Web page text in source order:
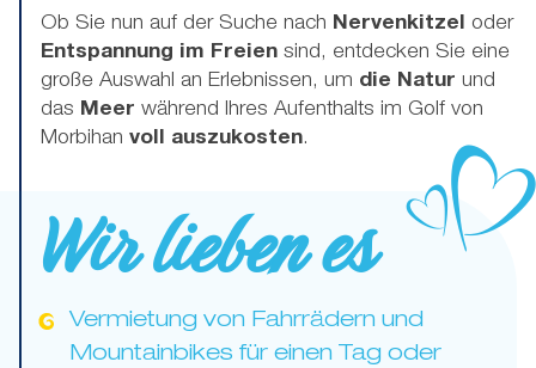
Ob Sie nun auf der Suche nach Nervenkitzel oder
Entspannung im Freien sind, entdecken Sie eine
große Auswahl an Erlebnissen, um die Natur und
das Meer während Ihres Aufenthalts im Golf von
Morbihan voll auszukosten.
Wir lieben es
Vermietung von Fahrrädern und
Mountainbikes für einen Tag oder